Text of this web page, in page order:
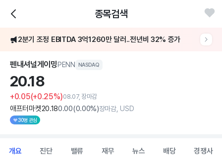
종목검색
2분기 조정 EBITDA 3억1260만 달러..전년비 32% 증가
펜내셔널게이밍 PENN NASDAQ
20.18
+0.05(+0.25%)08.07, 장마감
애프터마켓20.180.00(0.00%)장마감, USD
30명 관심
개요 진단 밸류 재무 뉴스 배당 경쟁사